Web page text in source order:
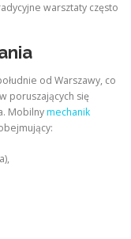
warsztaty często
od Warszawy, co
poruszających się
Mobilnymechanik